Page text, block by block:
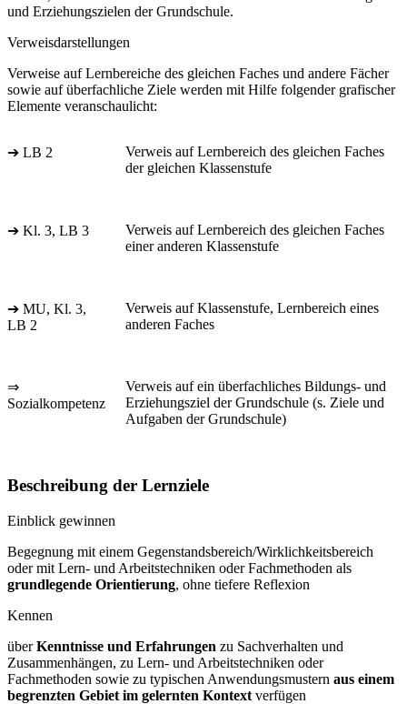
und Erziehungszielen der Grundschule.
Verweisdarstellungen
Verweise auf Lernbereiche des gleichen Faches und andere Fächer
sowie auf überfachliche Ziele werden mit Hilfe folgender grafischer
Elemente veranschaulicht:
➔ LB 2
Verweis auf Lernbereich des gleichen Faches
der gleichen Klassenstufe
➔ Kl. 3, LB 3
Verweis auf Lernbereich des gleichen Faches
einer anderen Klassenstufe
➔ MU, Kl. 3,
LB 2
Verweis auf Klassenstufe, Lernbereich eines
anderen Faches
⇒
Sozialkompetenz
Verweis auf ein überfachliches Bildungs- und
Erziehungsziel der Grundschule (s. Ziele und
Aufgaben der Grundschule)
Beschreibung der Lernziele
Einblick gewinnen
Begegnung mit einem Gegenstandsbereich/Wirklichkeitsbereich
oder mit Lern- und Arbeitstechniken oder Fachmethoden als
grundlegende Orientierung, ohne tiefere Reflexion
Kennen
überKenntnisse und Erfahrungen zu Sachverhalten und
Zusammenhängen, zu Lern- und Arbeitstechniken oder
Fachmethoden sowie zu typischen Anwendungsmustern aus einem
begrenzten Gebiet im gelernten Kontext verfügen